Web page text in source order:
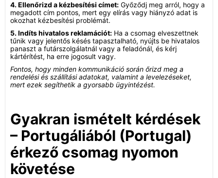
4. Ellenőrizd a kézbesítési címet: Győződj meg arról, hogy a
megadott cím pontos, mert egy elírás vagy hiányzó adat is
okozhat kézbesítési problémát.
5. Indíts hivatalos reklamációt: Ha a csomag elveszettnek
tűnik vagy jelentős késés tapasztalható, nyújts be hivatalos
panaszt a futárszolgálatnál vagy a feladónál, és kérj
kártérítést, ha erre jogosult vagy.
Fontos, hogy minden kommunikáció során őrizd meg a
rendelési és szállítási adatokat, valamint a levelezéseket,
mert ezek segíthetik a gyorsabb ügyintézést.
Gyakran ismételt kérdések
– Portugáliából (Portugal)
érkező csomag nyomon
követése